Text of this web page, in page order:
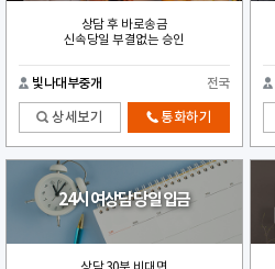
상담 후 바로송금
신속당일 부결없는 승인
빛나대부중개 전국
상세보기 통화하기
24시 여상담 당일 입금